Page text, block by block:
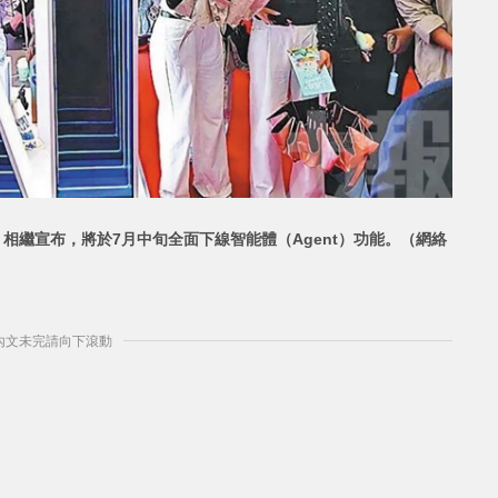
繼宣布，將於7月中旬全面下線智能體（Agent）功能。 （網絡
文未完請向下滾動